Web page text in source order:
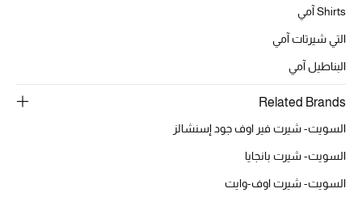
جميع الحقائب النسائية
جميع الإكسسورات النسائية
موضة نسائية
Shirts آمي
التي شيرتات آمي
البناطيل آمي
Related Brands
السويت- شيرت فير اوف جود إسنشالز
السويت- شيرت بانجايا
السويت- شيرت اوف-وايت